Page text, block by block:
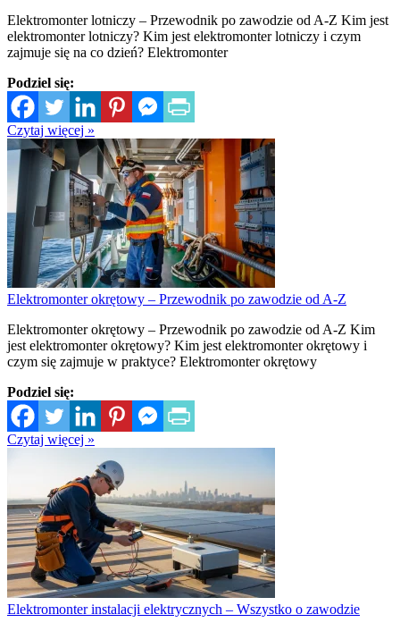
Elektromonter lotniczy – Przewodnik po zawodzie od A-Z Kim jest
elektromonter lotniczy? Kim jest elektromonter lotniczy i czym
zajmuje się na co dzień? Elektromonter
Podziel się:
Czytaj więcej »
Elektromonter okrętowy – Przewodnik po zawodzie od A-Z
Elektromonter okrętowy – Przewodnik po zawodzie od A-Z Kim
jest elektromonter okrętowy? Kim jest elektromonter okrętowy i
czym się zajmuje w praktyce? Elektromonter okrętowy
Podziel się:
Czytaj więcej »
Elektromonter instalacji elektrycznych – Wszystko o zawodzie